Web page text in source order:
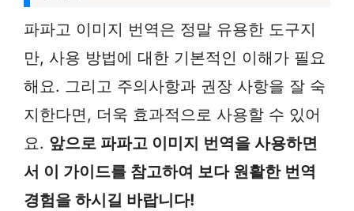
파파고 이미지 번역은 정말 유용한 도구지
만, 사용 방법에 대한 기본적인 이해가 필요
해요. 그리고 주의사항과 권장 사항을 잘 숙
지한다면, 더욱 효과적으로 사용할 수 있어
요. 앞으로 파파고 이미지 번역을 사용하면
서 이 가이드를 참고하여 보다 원활한 번역
경험을 하시길 바랍니다!